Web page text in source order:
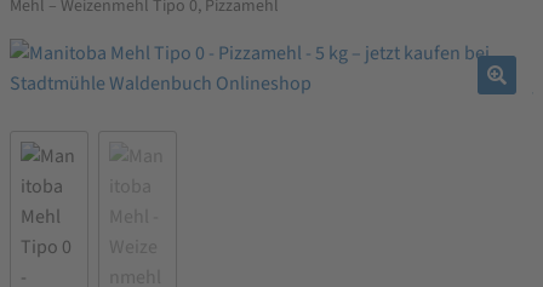
Mehl – Weizenmehl Tipo 0, Pizzamehl